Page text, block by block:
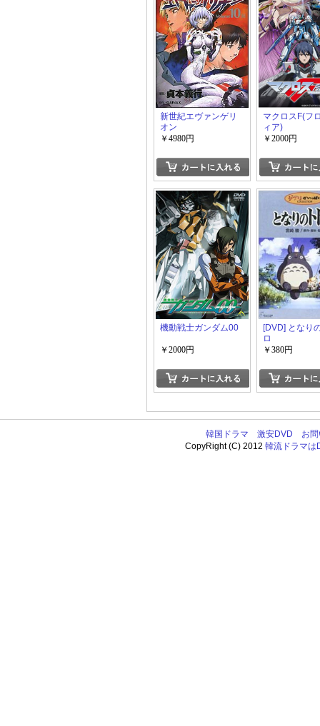
新世紀エヴァンゲリ
オン
￥4980円
マクロスF(フ
ィア)
￥2000円
機動戦士ガンダム00
￥2000円
[DVD] となり
ロ
￥380円
韓国ドラマ 激安DVD
お
CopyRight (C) 2012韓流ドラマは